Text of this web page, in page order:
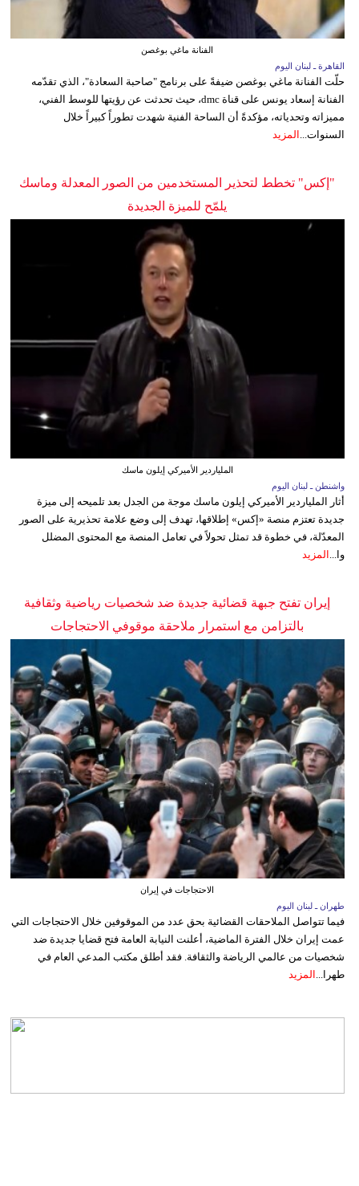
الفنانة ماغي بوغصن
القاهرة ـ لبنان اليوم
حلّت الفنانة ماغي بوغصن ضيفةً على برنامج "صاحبة السعادة"، الذي تقدّمه
الفنانة إسعاد يونس على قناة dmc، حيث تحدثت عن رؤيتها للوسط الفني،
مميزاته وتحدياته، مؤكدةً أن الساحة الفنية شهدت تطوراً كبيراً خلال
السنوات... المزيد
"إكس" تخطط لتحذير المستخدمين من الصور المعدلة وماسك
يلمّح للميزة الجديدة
الملياردير الأميركي إيلون ماسك
واشنطن ـ لبنان اليوم
أثار الملياردير الأميركي إيلون ماسك موجة من الجدل بعد تلميحه إلى ميزة
جديدة تعتزم منصة «إكس» إطلاقها، تهدف إلى وضع علامة تحذيرية على الصور
المعدّلة، في خطوة قد تمثل تحولاً في تعامل المنصة مع المحتوى المضلل
وا...
المزيد
إيران تفتح جبهة قضائية جديدة ضد شخصيات رياضية وثقافية
بالتزامن مع استمرار ملاحقة موقوفي الاحتجاجات
الاحتجاجات في إيران
طهران ـ لبنان اليوم
فيما تتواصل الملاحقات القضائية بحق عدد من الموقوفين خلال الاحتجاجات التي
عمت إيران خلال الفترة الماضية، أعلنت النيابة العامة فتح قضايا جديدة ضد
شخصيات من عالمي الرياضة والثقافة. فقد أطلق مكتب المدعي العام في
طهرا... المزيد